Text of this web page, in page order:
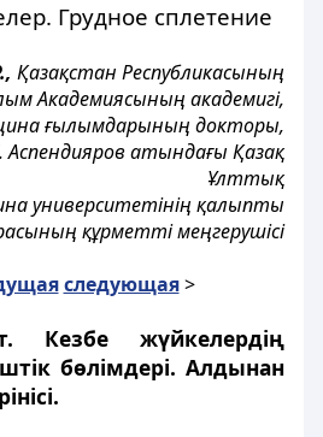
Грудное сплетение
Қазақстан Республикасының
Академиясының академигі,
ғылымдарының докторы,
Аспендияров атындағы Қазақ
Ұлттық
университетінің қалыпты
құрметті меңгерушісі
следующая>
Кезбе жүйкелердің
бөлімдері. Алдынан